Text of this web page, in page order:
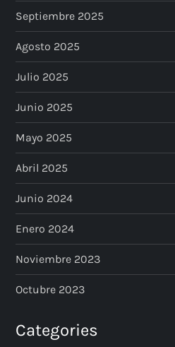
Septiembre 2025
Agosto 2025
Julio 2025
Junio 2025
Mayo 2025
Abril 2025
Junio 2024
Enero 2024
Noviembre 2023
Octubre 2023
Categories